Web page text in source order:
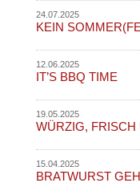
24.07.2025
KEIN
12.06.2025
IT’S BBQ TIME
19.05.2025
WÜRZIG, FRISCH
15.04.2025
BRATWURST